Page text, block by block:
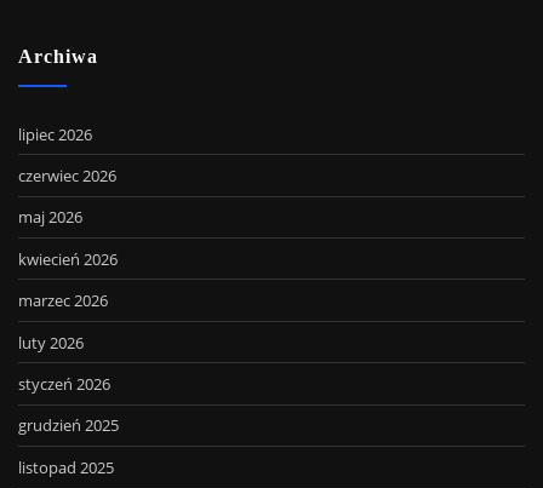
Archiwa
lipiec 2026
czerwiec 2026
maj 2026
kwiecień 2026
marzec 2026
luty 2026
styczeń 2026
grudzień 2025
listopad 2025